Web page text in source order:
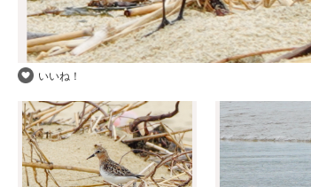
いいね！